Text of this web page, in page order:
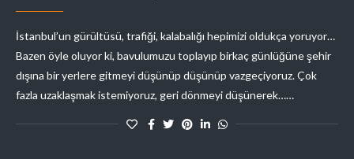
İstanbul’un gürültüsü, trafiği, kalabalığı hepimizi oldukça yoruyor…
Bazen öyle oluyor ki, bavulumuzu toplayıp birkaç günlüğüne şehir
dışına bir yerlere gitmeyi düşünüp düşünüp vazgeçiyoruz. Çok
fazla uzaklaşmak istemiyoruz, geri dönmeyi düşünerek……